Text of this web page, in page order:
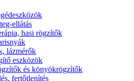
ellátás
hasi rögzítők
lázmérők
eszközök
és könyökrögzítők
fertőtlenítés